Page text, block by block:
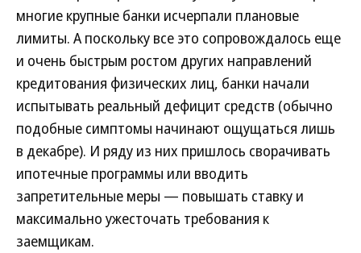
многие крупные банки исчерпали плановые
лимиты. А поскольку все это сопровождалось еще
и очень быстрым ростом других направлений
кредитования физических лиц, банки начали
испытывать реальный дефицит средств (обычно
подобные симптомы начинают ощущаться лишь
в декабре). И ряду из них пришлось сворачивать
ипотечные программы или вводить
запретительные меры — повышать ставку и
максимально ужесточать требования к
заемщикам.